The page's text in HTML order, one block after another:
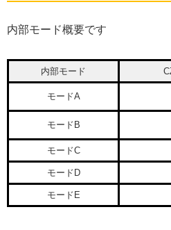
内部モード概要です
内部モード
モードA
モードB
モードC
モードD
モードE